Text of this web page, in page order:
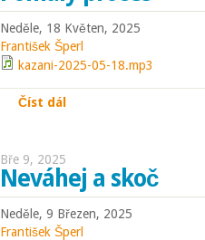
Neděle, 18 Květen, 2025
František Šperl
kazani-2025-05-18.mp3
Číst dál
Bře 9, 2025
Neváhej a skoč
Neděle, 9 Březen, 2025
František Šperl